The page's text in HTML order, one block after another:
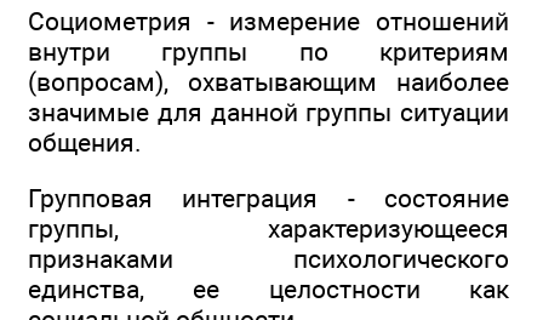
Социометрия - измерение отношений
внутри группы по критериям
(вопросам), охватывающим наиболее
значимые для данной группы ситуации
общения.
Групповая интеграция - состояние
группы, характеризующееся
признаками психологического
единства, ее целостности как